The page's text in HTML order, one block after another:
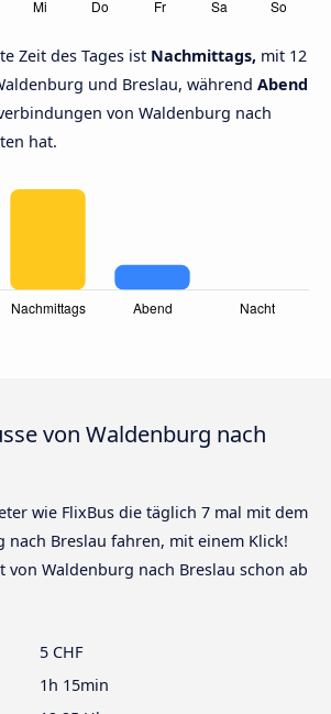
Zeit des Tages ist Nachmittags, mit 12
und Breslau, während Abend
von Waldenburg nach
hat.
von Waldenburg nach
wie FlixBus die täglich 7 mal mit dem
nach Breslau fahren, mit einem Klick!
von Waldenburg nach Breslau schon ab
5 CHF
1h 15min